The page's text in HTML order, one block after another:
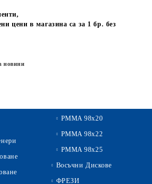
цени в магазина са за 1 бр. без
новини
PMMA 98x20
PMMA 98x22
PMMA 98x25
Восъчни Дискове
ФРЕЗИ